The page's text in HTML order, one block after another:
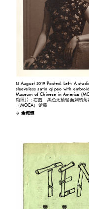
15 August 2019 Posted. Left: A
sleeveless satin qi pao with
Museum of Chinese in America
馆照片；右图：黑色无袖缎面刺绣
（MOCA）馆藏
余叔恒